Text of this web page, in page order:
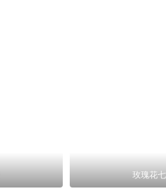
玫瑰花